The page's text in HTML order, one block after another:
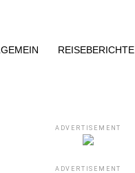
REISEBERICHTE
ADVERTISEMENT
ADVERTISEMENT